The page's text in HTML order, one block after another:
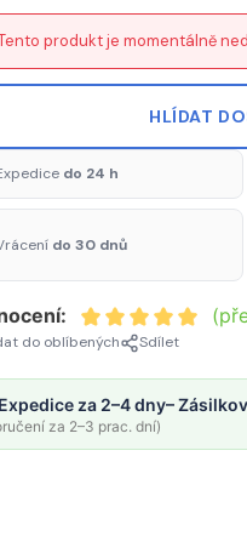
produkt je momentálně
HLÍDAT
do 24 h
do 30 dnů
do oblíbených Sdílet
Expedice za 2–4 dny–
za 2–3 prac. dní)